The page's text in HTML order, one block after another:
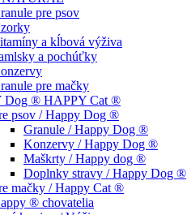
pre psov
a kĺbová výživa
a pochúťky
pre mačky
Dog ® HAPPY Cat ®
psov / Happy Dog ®
Granule / Happy Dog ®
Konzervy / Happy Dog ®
Maškrty / Happy dog ®
Doplnky stravy / Happy Dog ®
mačky / Happy Cat ®
® chovatelia